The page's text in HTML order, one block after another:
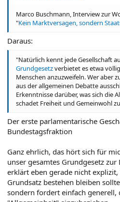
Marco Buschmann, Interview zur
"Kein Marktversagen, sondern
Daraus:
"Natürlich kennt jede Gesellschaft
Grundgesetzverbietet es etwa
Menschen anzuzweifeln. Wer aber
aus der allgemeinen Debatte
Erkenntnisse darüber, was sich die
schadet Freiheit und Gemeinwohl
Der erste parlamentarische
Bundestagsfraktion
Ganz ehrlich, das hört sich für
unser gesamtes Grundgesetz
erklärt eben gerade nicht explizit,
Grundsatz bestehen bleiben
sondern fordert einfach generell,